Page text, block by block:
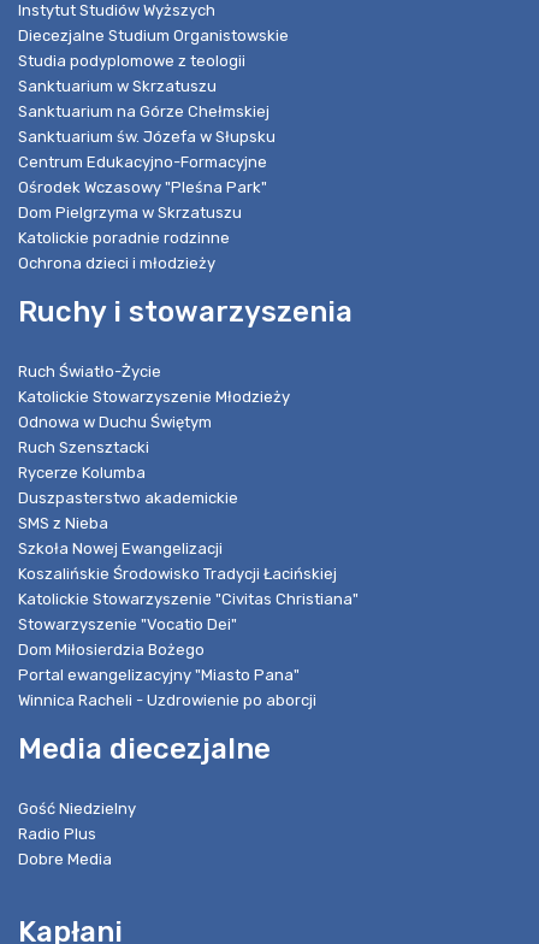
Instytut Studiów Wyższych
Diecezjalne Studium Organistowskie
Studia podyplomowe z teologii
Sanktuarium w Skrzatuszu
Sanktuarium na Górze Chełmskiej
Sanktuarium św. Józefa w Słupsku
Centrum Edukacyjno-Formacyjne
Ośrodek Wczasowy "Pleśna Park"
Dom Pielgrzyma w Skrzatuszu
Katolickie poradnie rodzinne
Ochrona dzieci i młodzieży
Ruchy i stowarzyszenia
Ruch Światło-Życie
Katolickie Stowarzyszenie Młodzieży
Odnowa w Duchu Świętym
Ruch Szensztacki
Rycerze Kolumba
Duszpasterstwo akademickie
SMS z Nieba
Szkoła Nowej Ewangelizacji
Koszalińskie Środowisko Tradycji Łacińskiej
Katolickie Stowarzyszenie "Civitas Christiana"
Stowarzyszenie "Vocatio Dei"
Dom Miłosierdzia Bożego
Portal ewangelizacyjny "Miasto Pana"
Winnica Racheli - Uzdrowienie po aborcji
Media diecezjalne
Gość Niedzielny
Radio Plus
Dobre Media
Kapłani